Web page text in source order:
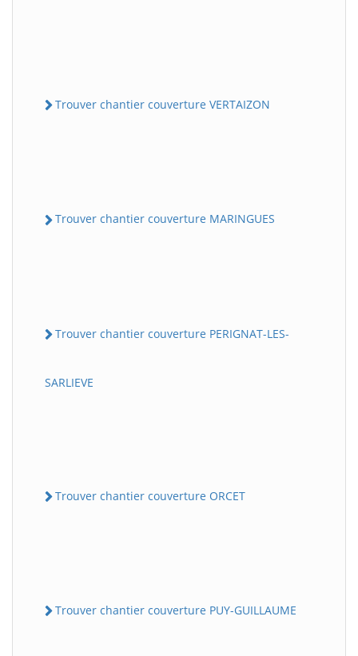
Trouver chantier couverture VERTAIZON
Trouver chantier couverture MARINGUES
Trouver chantier couverture PERIGNAT-LES-
SARLIEVE
Trouver chantier couverture ORCET
Trouver chantier couverture PUY-GUILLAUME